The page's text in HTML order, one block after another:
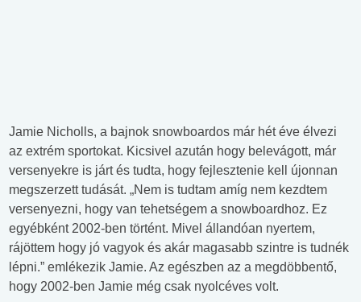
Jamie Nicholls, a bajnok snowboardos már hét éve élvezi
az extrém sportokat. Kicsivel azután hogy belevágott, már
versenyekre is járt és tudta, hogy fejlesztenie kell újonnan
megszerzett tudását. „Nem is tudtam amíg nem kezdtem
versenyezni, hogy van tehetségem a snowboardhoz. Ez
egyébként 2002-ben történt. Mivel állandóan nyertem,
rájöttem hogy jó vagyok és akár magasabb szintre is tudnék
lépni.” emlékezik Jamie. Az egészben az a megdöbbentő,
hogy 2002-ben Jamie még csak nyolcéves volt.